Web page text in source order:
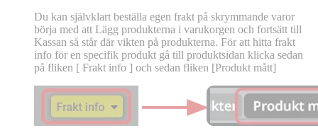
Du kan självklart beställa egen frakt på skrymmande varor
börja med att Lägg produkterna i varukorgen och fortsätt till
Kassan så står där vikten på produkterna. För att hitta frakt
info för en specifik produkt gå till produktsidan klicka sedan
på fliken [ Frakt info ] och sedan fliken [Produkt mått]